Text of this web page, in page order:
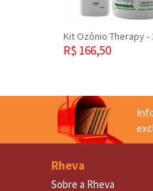
Kit Ozônio Therapy
R$ 166,50
Rheva
Sobre a Rheva